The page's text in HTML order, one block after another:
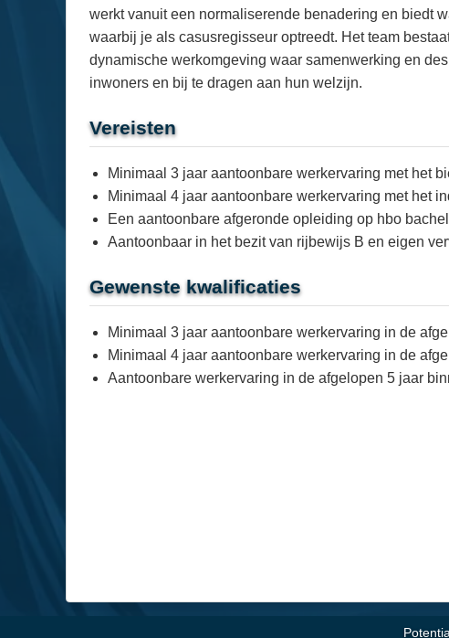
werkt vanuit een normaliserende benadering en biedt
waarbij je als casusregisseur optreedt. Het team
dynamische werkomgeving waar samenwerking en
inwoners en bij te dragen aan hun welzijn.
Vereisten
Minimaal 3 jaar aantoonbare werkervaring met het
Minimaal 4 jaar aantoonbare werkervaring met het
Een aantoonbare afgeronde opleiding op hbo
Aantoonbaar in het bezit van rijbewijs B en eigen
Gewenste kwalificaties
Minimaal 3 jaar aantoonbare werkervaring in de
Minimaal 4 jaar aantoonbare werkervaring in de
Aantoonbare werkervaring in de afgelopen 5 jaar